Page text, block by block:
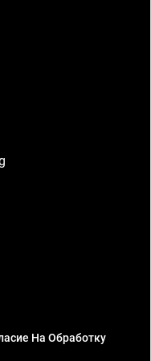
На Обработку